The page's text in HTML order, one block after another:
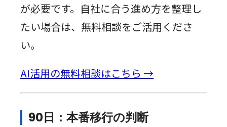
が必要です。自社に合う進め方を整理し
たい場合は、無料相談をご活用くださ
い。
AI活用の無料相談はこちら →
90日：本番移行の判断